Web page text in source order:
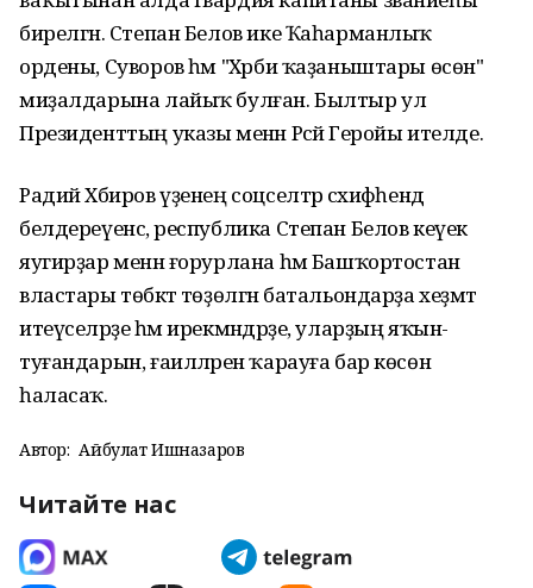
бирелгән. Степан Белов ике Ҡаһарманлыҡ
ордены, Суворов һәм "Хәрби ҡаҙаныштары өсөн"
миҙалдарына лайыҡ булған. Былтыр ул
Президенттың указы менән Рәсәй Геройы ителде.
Радий Хәбиров үҙенең соцселтәр сәхифәһендә
белдереүенсә, республика Степан Белов кеүек
яугирҙар менән ғорурлана һәм Башҡортостан
властары төбәктә төҙөлгән батальондарҙа хеҙмәт
итеүселәрҙе һәм ирекмәндәрҙе, уларҙың яҡын-
туғандарын, ғаиләләрен ҡарауға бар көсөн
һаласаҡ.
Автор: Айбулат Ишназаров
Читайте нас